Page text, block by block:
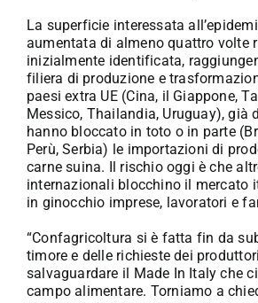
La superficie interessata
aumentata di almeno quattro volte
inizialmente identificata,
filiera di produzione e
paesi extra UE (Cina, il Giappone,
Messico, Thailandia, Uruguay), già
hanno bloccato in toto o in parte
Perù, Serbia) le importazioni di
carne suina. Il rischio oggi è che
internazionali blocchino il mercato
in ginocchio imprese, lavoratori e
“Confagricoltura si è fatta fin da
timore e delle richieste dei
salvaguardare il Made In Italy che
campo alimentare. Torniamo a